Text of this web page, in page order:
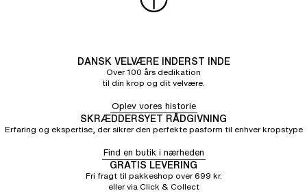
DANSK VELVÆRE INDERST INDE
Over 100 års dedikation
til din krop og dit velvære.
Oplev vores historie
SKRÆDDERSYET RÅDGIVNING
Erfaring og ekspertise, der sikrer den perfekte pasform til enhver kropstype
Find en butik i nærheden
GRATIS LEVERING
Fri fragt til pakkeshop over 699 kr.
eller via Click & Collect